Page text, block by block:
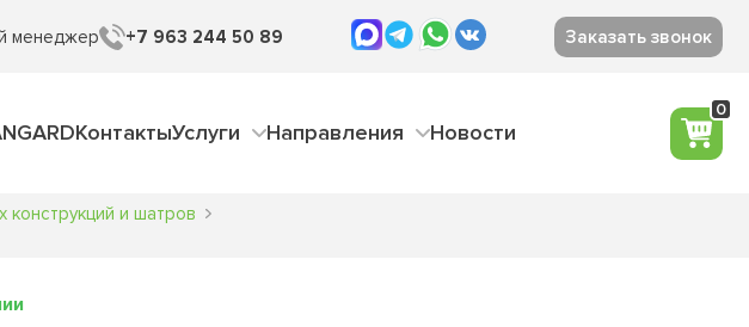
менеджер +7 963 244 50 89 Заказать звонок
КонтактыУслуги Направления Новости
0
и шатров